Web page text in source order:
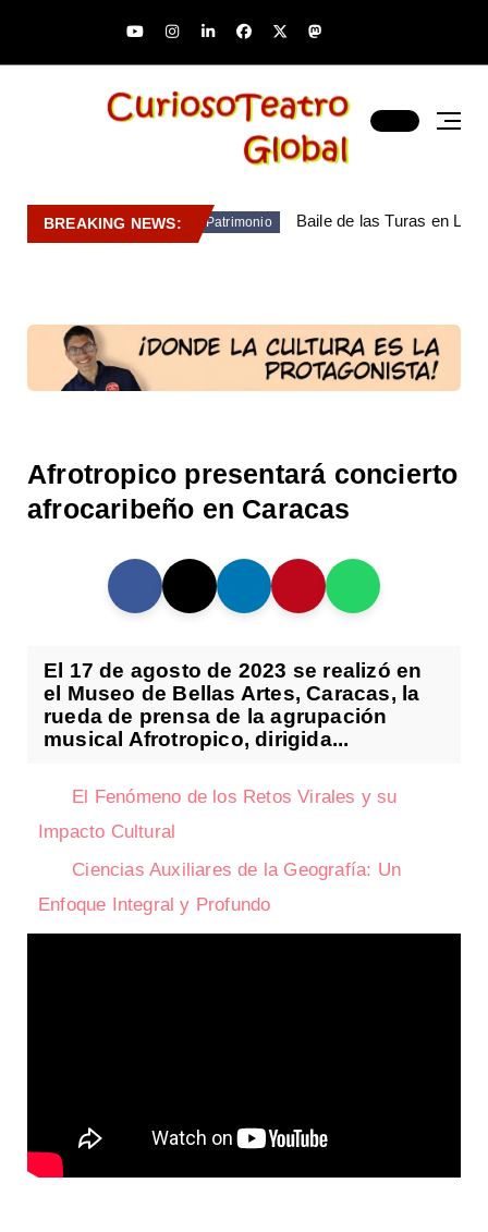
BREAKING NEWS: Patrimonio Baile de las Turas en
Afrotropico presentará concierto
afrocaribeño en Caracas
El 17 de agosto de 2023 se realizó en
el Museo de Bellas Artes, Caracas, la
rueda de prensa de la agrupación
musical Afrotropico, dirigida...
El Fenómeno de los Retos Virales y su
Impacto Cultural
Ciencias Auxiliares de la Geografía: Un
Enfoque Integral y Profundo